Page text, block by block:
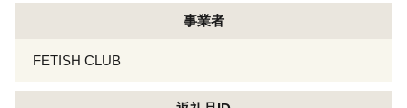
事業者
FETISH CLUB